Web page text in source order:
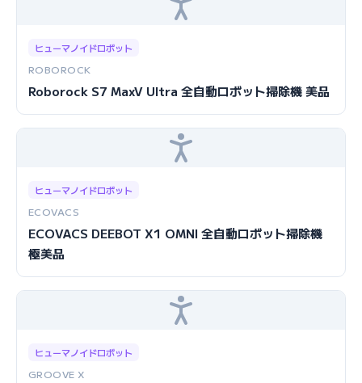
ヒューマノイドロボット
ROBOROCK
Roborock S7 MaxV Ultra 全自動ロボット掃除機 美品
ヒューマノイドロボット
ECOVACS
ECOVACS DEEBOT X1 OMNI 全自動ロボット掃除機
極美品
ヒューマノイドロボット
GROOVE X